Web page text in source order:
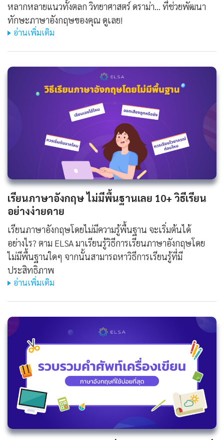
หลากหลายแนวทั้งตลก วิทยาศาสตร์ ดราม่า... ที่ช่วยพัฒนา
ทักษะภาษาอังกฤษของคุณ ดูเลย!
อ่านเพิ่มเติม
เรียนภาษาอังกฤษ ไม่มีพื้นฐานเลย 10+ วิธีเรียน
อย่างง่ายดาย
เรียนภาษาอังกฤษโดยไม่มีความรู้พื้นฐาน จะเริ่มต้นได้
อย่างไร? ตาม ELSA มาเรียนรู้วิธีการเรียนภาษาอังกฤษโดย
ไม่มีพื้นฐานใดๆ จากนั้นสามารถหาวิธีการเรียนรู้ที่มี
ประสิทธิภาพ
อ่านเพิ่มเติม